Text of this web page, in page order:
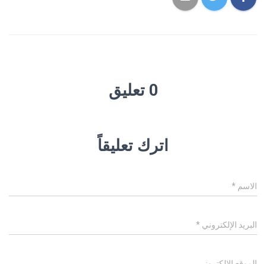
0 تعليق
اترك تعليقاً
الاسم *
البريد الإلكتروني *